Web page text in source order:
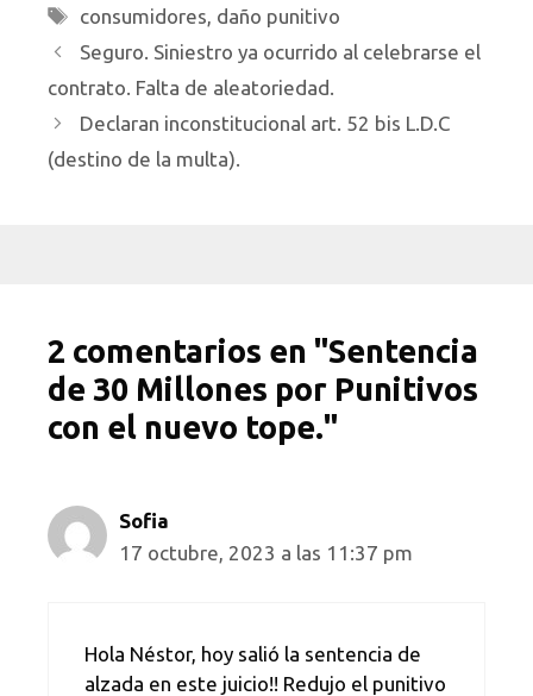
Etiquetas
consumidores, daño punitivo
Seguro. Siniestro ya ocurrido al celebrarse el
contrato. Falta de aleatoriedad.
Declaran inconstitucional art. 52 bis L.D.C
(destino de la multa).
2 comentarios en "Sentencia
de 30 Millones por Punitivos
con el nuevo tope."
Sofia
17 octubre, 2023 a las 11:37 pm
Hola Néstor, hoy salió la sentencia de
alzada en este juicio!! Redujo el punitivo